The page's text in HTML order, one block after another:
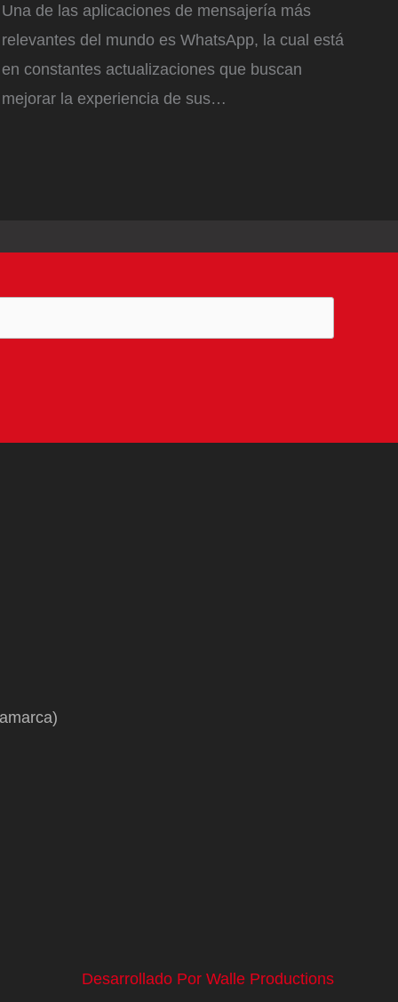
Una de las aplicaciones de mensajería más
relevantes del mundo es WhatsApp, la cual está
en constantes actualizaciones que buscan
mejorar la experiencia de sus…
Desarrollado Por Walle Productions